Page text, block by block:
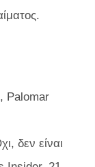
Palomar
δεν είναι